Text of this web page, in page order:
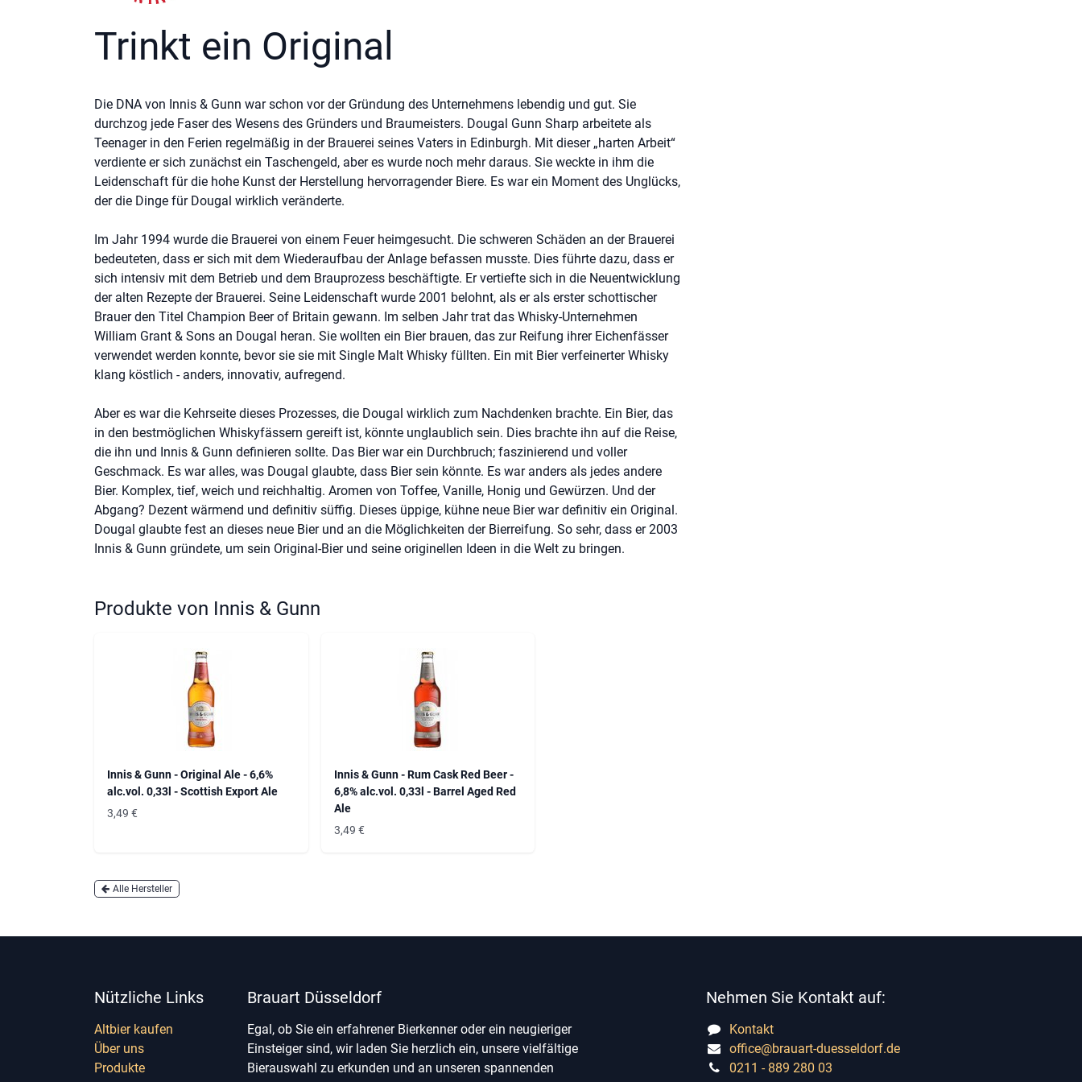
Trinkt ein Original
Die DNA von Innis & Gunn war schon vor der Gründung des Unternehmens lebendig und gut. Sie
durchzog jede Faser des Wesens des Gründers und Braumeisters. Dougal Gunn Sharp arbeitete als
Teenager in den Ferien regelmäßig in der Brauerei seines Vaters in Edinburgh. Mit dieser „harten Arbeit“
verdiente er sich zunächst ein Taschengeld, aber es wurde noch mehr daraus. Sie weckte in ihm die
Leidenschaft für die hohe Kunst der Herstellung hervorragender Biere. Es war ein Moment des Unglücks,
der die Dinge für Dougal wirklich veränderte.
Im Jahr 1994 wurde die Brauerei von einem Feuer heimgesucht. Die schweren Schäden an der Brauerei
bedeuteten, dass er sich mit dem Wiederaufbau der Anlage befassen musste. Dies führte dazu, dass er
sich intensiv mit dem Betrieb und dem Brauprozess beschäftigte. Er vertiefte sich in die Neuentwicklung
der alten Rezepte der Brauerei. Seine Leidenschaft wurde 2001 belohnt, als er als erster schottischer
Brauer den Titel Champion Beer of Britain gewann. Im selben Jahr trat das Whisky-Unternehmen
William Grant & Sons an Dougal heran. Sie wollten ein Bier brauen, das zur Reifung ihrer Eichenfässer
verwendet werden konnte, bevor sie sie mit Single Malt Whisky füllten. Ein mit Bier verfeinerter Whisky
klang köstlich - anders, innovativ, aufregend.
Aber es war die Kehrseite dieses Prozesses, die Dougal wirklich zum Nachdenken brachte. Ein Bier, das
in den bestmöglichen Whiskyfässern gereift ist, könnte unglaublich sein. Dies brachte ihn auf die Reise,
die ihn und Innis & Gunn definieren sollte. Das Bier war ein Durchbruch; faszinierend und voller
Geschmack. Es war alles, was Dougal glaubte, dass Bier sein könnte. Es war anders als jedes andere
Bier. Komplex, tief, weich und reichhaltig. Aromen von Toffee, Vanille, Honig und Gewürzen. Und der
Abgang? Dezent wärmend und definitiv süffig. Dieses üppige, kühne neue Bier war definitiv ein Original.
Dougal glaubte fest an dieses neue Bier und an die Möglichkeiten der Bierreifung. So sehr, dass er 2003
Innis & Gunn gründete, um sein Original-Bier und seine originellen Ideen in die Welt zu bringen.
Produkte von Innis & Gunn
Innis & Gunn - Original Ale - 6,6%
alc.vol. 0,33l - Scottish Export Ale
3,49 €
Innis & Gunn - Rum Cask Red Beer -
6,8% alc.vol. 0,33l - Barrel Aged Red
Ale
3,49 €
Alle Hersteller
Nützliche Links
Altbier kaufen
Über uns
Produkte
Brauart Düsseldorf
Egal, ob Sie ein erfahrener Bierkenner oder ein neugieriger
Einsteiger sind, wir laden Sie herzlich ein, unsere vielfältige
Bierauswahl zu erkunden und an unseren spannenden
Nehmen Sie Kontakt auf:
Kontakt
office@brauart-duesseldorf.de
0211 - 889 280 03